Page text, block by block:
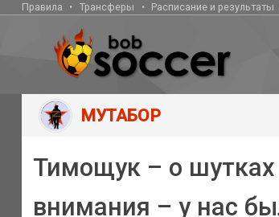
Правила Трансферы Расписание и результаты
МУТАБОР
Тимощук – о шутках
внимания – у нас